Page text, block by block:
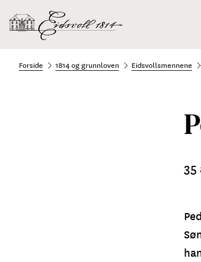
Forside 1814 og grunnloven Eidsvollsmennene